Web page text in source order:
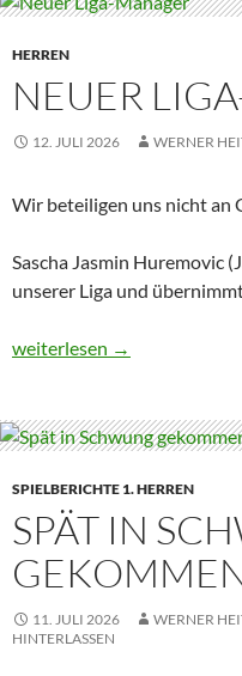
HERREN
NEUER
12. JULI 2026 WERNER
Wir beteiligen uns nicht an
Sascha Jasmin Huremovic
unserer Liga und
Neuer Liga-Manager
weiterlesen →
SPIELBERICHTE 1. HERREN
SPÄT IN
11. JULI 2026 WERNER
HINTERLASSEN